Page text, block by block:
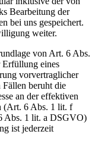
Bearbeitung der
bei uns gespeichert.
weiter.
von Art. 6 Abs.
eines
vorvertraglicher
beruht die
an der effektiven
(Art. 6 Abs. 1 lit. f
Abs. 1 lit. a DSGVO)
ist jederzeit